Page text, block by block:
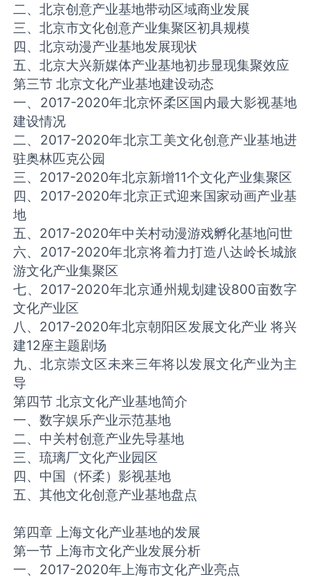
二、北京创意产业基地带动区域商业发展
三、北京市文化创意产业集聚区初具规模
四、北京动漫产业基地发展现状
五、北京大兴新媒体产业基地初步显现集聚效应
第三节 北京文化产业基地建设动态
一、2017-2020年北京怀柔区国内最大影视基地
建设情况
二、2017-2020年北京工美文化创意产业基地进
驻奥林匹克公园
三、2017-2020年北京新增11个文化产业集聚区
四、2017-2020年北京正式迎来国家动画产业基
地
五、2017-2020年中关村动漫游戏孵化基地问世
六、2017-2020年北京将着力打造八达岭长城旅
游文化产业集聚区
七、2017-2020年北京通州规划建设800亩数字
文化产业区
八、2017-2020年北京朝阳区发展文化产业 将兴
建12座主题剧场
九、北京崇文区未来三年将以发展文化产业为主
导
第四节 北京文化产业基地简介
一、数字娱乐产业示范基地
二、中关村创意产业先导基地
三、琉璃厂文化产业园区
四、中国（怀柔）影视基地
五、其他文化创意产业基地盘点
第四章 上海文化产业基地的发展
第一节 上海市文化产业发展分析
一、2017-2020年上海市文化产业亮点